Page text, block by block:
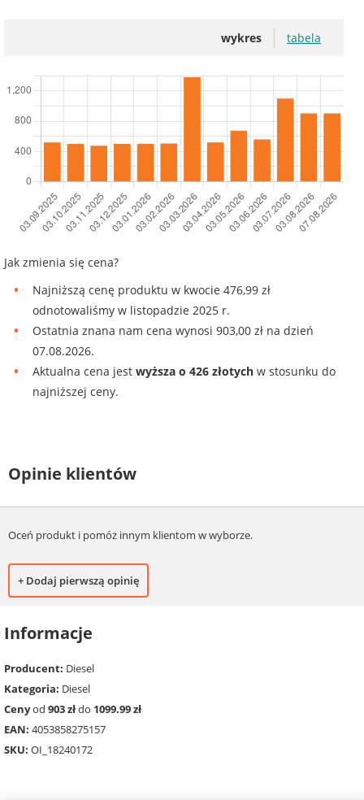
wykres tabela
Jak zmienia się cena?
Najniższą cenę produktu w kwocie 476,99 zł
odnotowaliśmy w listopadzie 2025 r.
Ostatnia znana nam cena wynosi 903,00 zł na dzień
07.08.2026.
Aktualna cena jest wyższa o 426 złotych w stosunku do
najniższej ceny.
Opinie klientów
Oceń produkt i pomóż innym klientom w wyborze.
+ Dodaj pierwszą opinię
Informacje
Producent: Diesel
Kategoria: Diesel
Cenyod 903 złdo 1099.99 zł
EAN: 4053858275157
SKU: OI_18240172